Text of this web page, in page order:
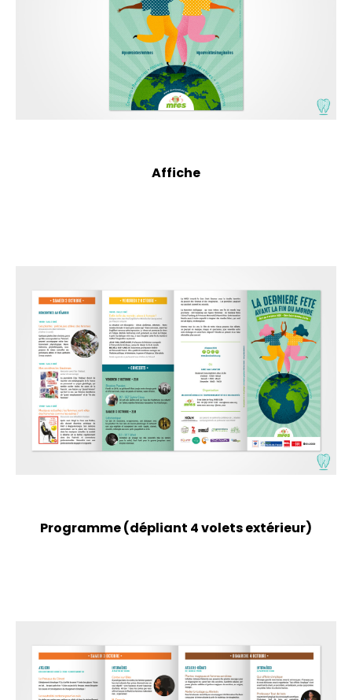
Affiche
Programme (dépliant 4 volets extérieur)